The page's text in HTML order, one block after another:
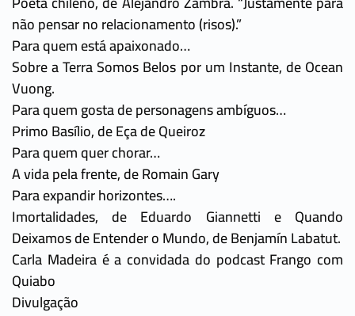
não pensar no relacionamento (risos).”
Para quem está apaixonado…
Sobre a Terra Somos Belos por um Instante, de Ocean
Vuong.
Para quem gosta de personagens ambíguos…
Primo Basílio, de Eça de Queiroz
Para quem quer chorar…
A vida pela frente, de Romain Gary
Para expandir horizontes….
Imortalidades, de Eduardo Giannetti e Quando
Deixamos de Entender o Mundo, de Benjamín Labatut.
Carla Madeira é a convidada do podcast Frango com
Quiabo
Divulgação